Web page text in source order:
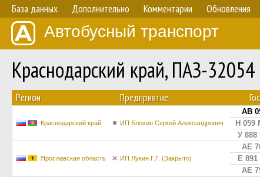
База данных Дополнительно Комментарии Обновления
Автобусный транспорт
Краснодарский край, ПАЗ-
Регион Предприятие
Краснодарский край ИП Блохин Сергей Александрович
АВ
Н 059
У
Ярославская область ИП Лукин Г.Г. (Закрыто)
АЕ
Е
АЕ